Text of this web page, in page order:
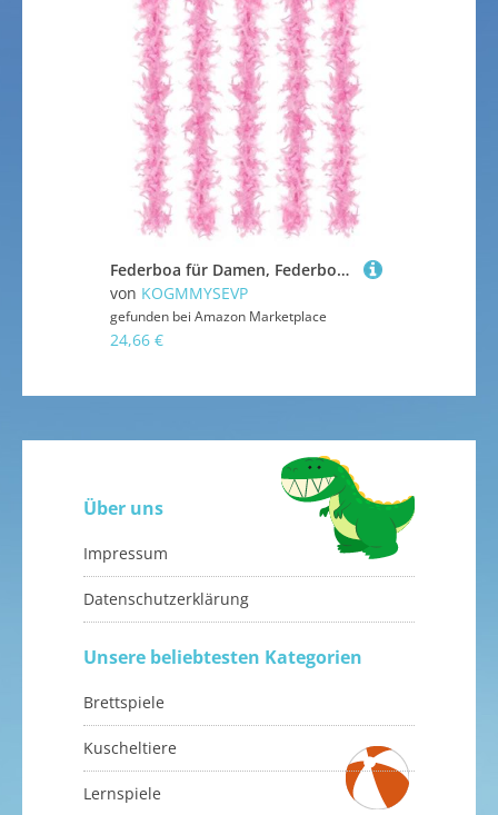
Federboa für Damen, Federboas zum Basteln, Partyzubehör, Mädchen, Kostüm, Schwarz, 5 Stück
von KOGMMYSEVP
gefunden bei Amazon Marketplace
24,66 €
Über uns
Impressum
Datenschutzerklärung
Unsere beliebtesten Kategorien
Brettspiele
Kuscheltiere
Lernspiele